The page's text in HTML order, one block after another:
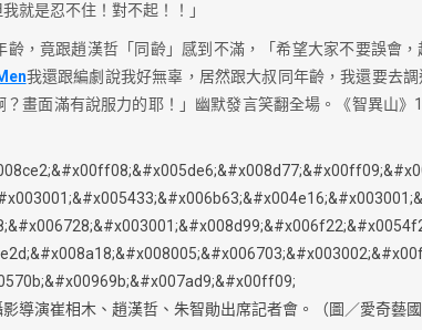
就是忍不住！對不起！！」
，竟跟趙漢哲「同齡」感到不滿，「希望大家不要誤會
我還跟編劇說我好無辜，居然跟大叔同年齡，我還要去調
畫面滿有說服力的耶！」幽默發言笑翻全場。《智異山》
導演崔相木、趙漢哲、朱智勛出席記者會。（圖／愛奇藝國